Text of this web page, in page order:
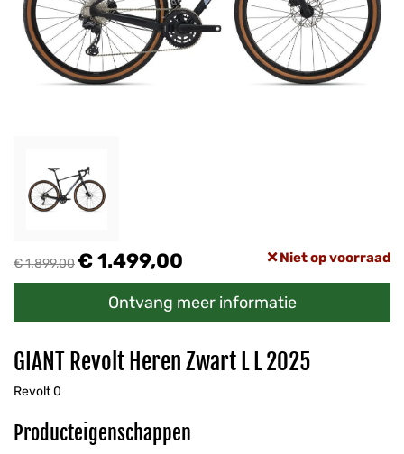
€ 1.899,00€ 1.499,00 Niet op voorraad
Ontvang meer informatie
GIANT Revolt Heren Zwart L L 2025
Revolt 0
Producteigenschappen